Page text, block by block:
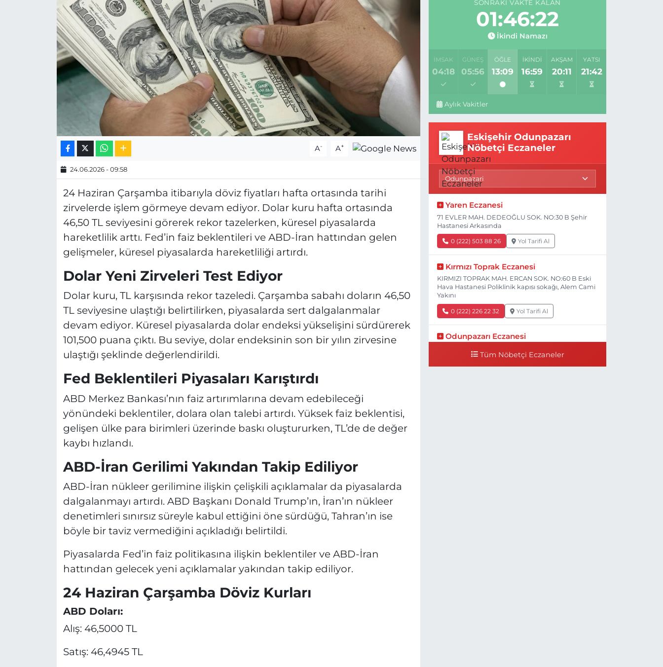
A- A+
24.06.2026 - 09:58
24 Haziran Çarşamba itibarıyla döviz fiyatları hafta ortasında tarihi
zirvelerde işlem görmeye devam ediyor. Dolar kuru hafta ortasında
46,50 TL seviyesini görerek rekor tazelerken, küresel piyasalarda
hareketlilik arttı. Fed’in faiz beklentileri ve ABD-İran hattından gelen
gelişmeler, küresel piyasalarda hareketliliği artırdı.
Dolar Yeni Zirveleri Test Ediyor
Dolar kuru, TL karşısında rekor tazeledi. Çarşamba sabahı doların 46,50
TL seviyesine ulaştığı belirtilirken, piyasalarda sert dalgalanmalar
devam ediyor. Küresel piyasalarda dolar endeksi yükselişini sürdürerek
101,500 puana çıktı. Bu seviye, dolar endeksinin son bir yılın zirvesine
ulaştığı şeklinde değerlendirildi.
Fed Beklentileri Piyasaları Karıştırdı
ABD Merkez Bankası’nın faiz artırımlarına devam edebileceği
yönündeki beklentiler, dolara olan talebi artırdı. Yüksek faiz beklentisi,
gelişen ülke para birimleri üzerinde baskı oluştururken, TL’de de değer
kaybı hızlandı.
ABD-İran Gerilimi Yakından Takip Ediliyor
ABD-İran nükleer gerilimine ilişkin çelişkili açıklamalar da piyasalarda
dalgalanmayı artırdı. ABD Başkanı Donald Trump’ın, İran’ın nükleer
denetimleri sınırsız süreyle kabul ettiğini öne sürdüğü, Tahran’ın ise
böyle bir taviz vermediğini açıkladığı belirtildi.
Piyasalarda Fed’in faiz politikasına ilişkin beklentiler ve ABD-İran
hattından gelecek yeni açıklamalar yakından takip ediliyor.
24 Haziran Çarşamba Döviz Kurları
ABD Doları:
Alış: 46,5000 TL
Satış: 46,4945 TL
SONRAKI VAKTE KALAN
01:46:21
İkindi Namazı
İMSAK
04:18
GÜNEŞ
05:56
ÖĞLE
13:09
İKINDI
16:59
AKŞAM
20:11
YATSI
21:42
Aylık Vakitler
Eskişehir Odunpazarı
Nöbetçi Eczaneler
Yaren Eczanesi
71 EVLER MAH. DEDEOĞLU SOK. NO:30 B Şehir
Hastanesi Arkasında
0 (222) 503 88 26 Yol Tarifi Al
Kırmızı Toprak Eczanesi
KIRMIZI TOPRAK MAH. ERCAN SOK. NO:60 B Eski
Hava Hastanesi Poliklinik kapısı sokağı, Alem Cami
Yakını
0 (222) 226 22 32 Yol Tarifi Al
Odunpazarı Eczanesi
NO:21 E TIP FAKÜLTESİ KARŞISI
Tüm Nöbetçi Eczaneler
MAGAZİN
ESKİŞEHİRSPOR